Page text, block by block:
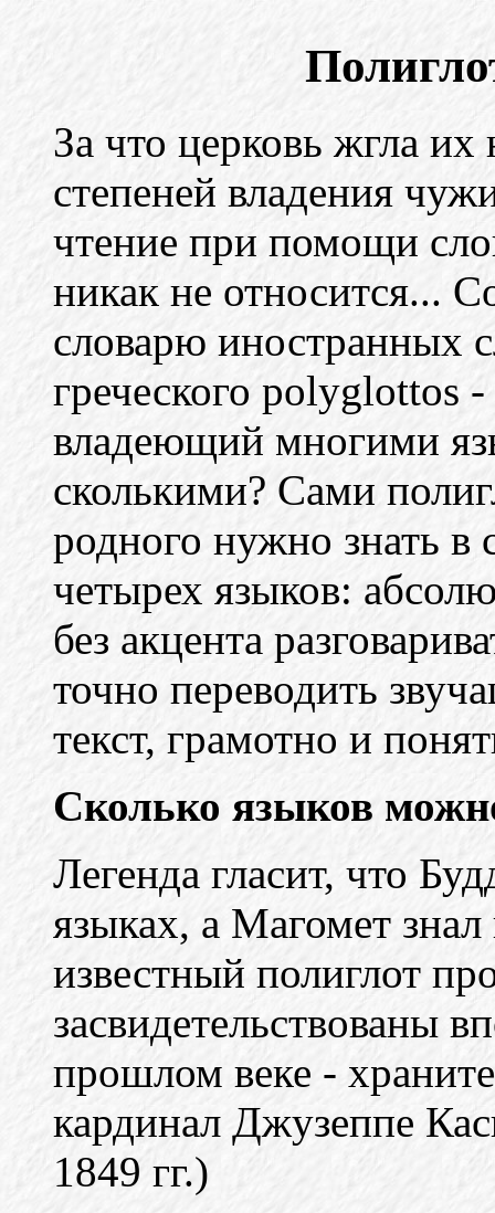
За что церковь жгла их
степеней владения
чтение при помощи
никак не относится...
словарю
греческого polyglottos
владеющий многими
сколькими? Сами
родного нужно знать в
четырех языков:
без акцента
точно переводить
текст, грамотно и
Сколько языков
Легенда гласит, что
языках, а Магомет
известный полиглот
засвидетельствованы
прошлом веке -
кардинал Джузеппе
1849 гг.)